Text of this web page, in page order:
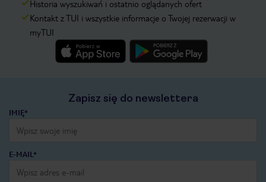
Historia wyszukiwań i ostatnio oglądanych ofert
Kontakt z TUI i wszystkie informacje o Twojej rezerwacji w
myTUI
Zapisz się do newslettera
IMIĘ*
E-MAIL*